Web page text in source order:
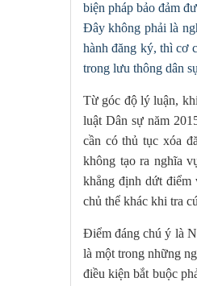
biện pháp bảo đảm
Đây không phải là
hành đăng ký, thì cơ
trong lưu thông dân
Từ góc độ lý luận,
luật Dân sự năm
cần có thủ tục xóa
không tạo ra nghĩa
khẳng định dứt điểm
chủ thể khác khi tra
Điểm đáng chú ý là
là một trong những
điều kiện bắt buộc